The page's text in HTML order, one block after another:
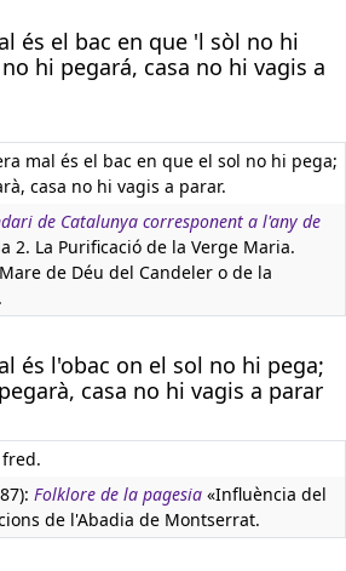
és el bac en que 'l sòl no hi
hi pegará, casa no hi vagis a
mal és el bac en que el sol no hi pega;
casa no hi vagis a parar.
de Catalunya corresponent a l'any de
2. La Purificació de la Verge Maria.
de Déu del Candeler o de la
és l'obac on el sol no hi pega;
casa no hi vagis a parar
Folklore de la pagesia «Influència del
de l'Abadia de Montserrat.